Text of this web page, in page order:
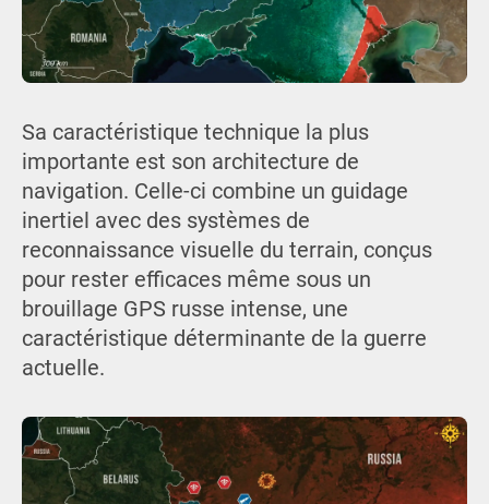
Sa caractéristique technique la plus
importante est son architecture de
navigation. Celle-ci combine un guidage
inertiel avec des systèmes de
reconnaissance visuelle du terrain, conçus
pour rester efficaces même sous un
brouillage GPS russe intense, une
caractéristique déterminante de la guerre
actuelle.